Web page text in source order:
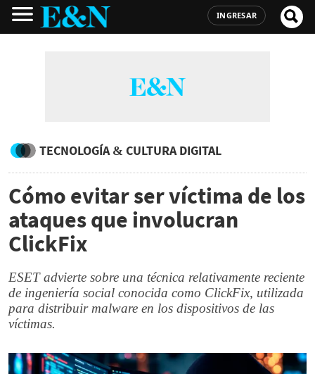
INGRESAR
TECNOLOGÍA & CULTURA DIGITAL
Cómo evitar ser víctima de los
ataques que involucran
ClickFix
ESET advierte sobre una técnica relativamente reciente
de ingeniería social conocida como ClickFix, utilizada
para distribuir malware en los dispositivos de las
víctimas.